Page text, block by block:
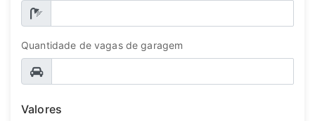
Quantidade de vagas de garagem
Valores